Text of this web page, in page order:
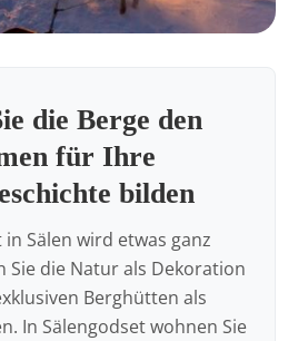
die Berge den
für Ihre
bilden
in Sälen wird etwas ganz
Sie die Natur als Dekoration
Berghütten als
In Sälengodset wohnen Sie